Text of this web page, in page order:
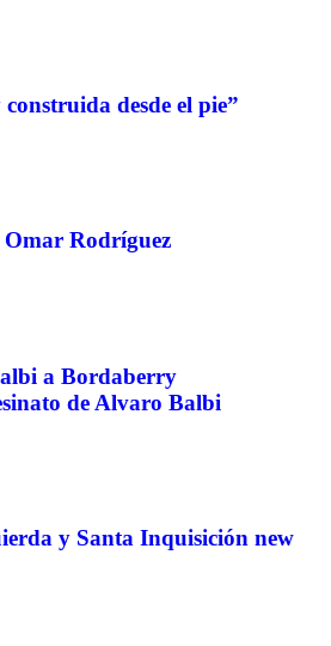
desde el pie”
Rodríguez
a Bordaberry
de Alvaro Balbi
y Santa Inquisición new